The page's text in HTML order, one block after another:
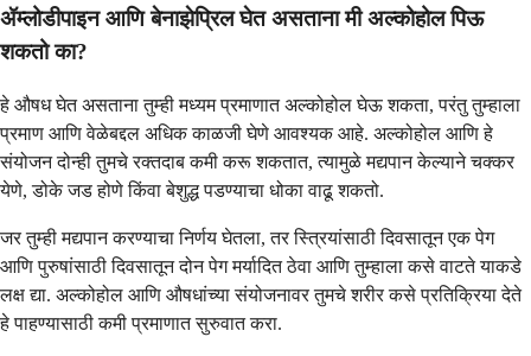
ॲम्लोडीपाइन आणि बेनाझेप्रिल घेत असताना मी अल्कोहोल पिऊ
शकतो का?
हे औषध घेत असताना तुम्ही मध्यम प्रमाणात अल्कोहोल घेऊ शकता, परंतु तुम्हाला
प्रमाण आणि वेळेबद्दल अधिक काळजी घेणे आवश्यक आहे. अल्कोहोल आणि हे
संयोजन दोन्ही तुमचे रक्तदाब कमी करू शकतात, त्यामुळे मद्यपान केल्याने चक्कर
येणे, डोके जड होणे किंवा बेशुद्ध पडण्याचा धोका वाढू शकतो.
जर तुम्ही मद्यपान करण्याचा निर्णय घेतला, तर स्त्रियांसाठी दिवसातून एक पेग
आणि पुरुषांसाठी दिवसातून दोन पेग मर्यादित ठेवा आणि तुम्हाला कसे वाटते याकडे
लक्ष द्या. अल्कोहोल आणि औषधांच्या संयोजनावर तुमचे शरीर कसे प्रतिक्रिया देते
हे पाहण्यासाठी कमी प्रमाणात सुरुवात करा.